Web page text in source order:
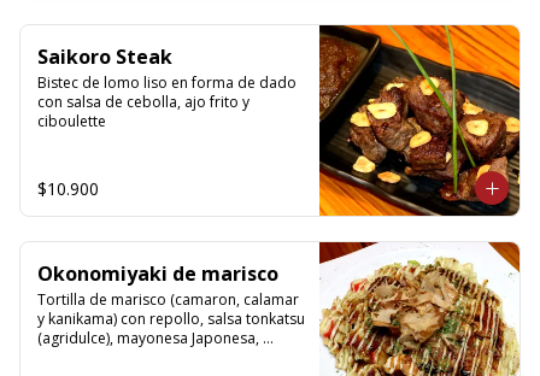
Saikoro Steak
Bistec de lomo liso en forma de dado
con salsa de cebolla, ajo frito y
ciboulette
$10.900
Okonomiyaki de marisco
Tortilla de marisco (camaron, calamar
y kanikama) con repollo, salsa tonkatsu
(agridulce), mayonesa Japonesa,